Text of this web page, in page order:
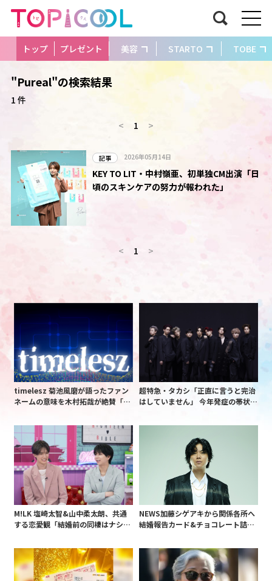
トップ プレゼント 美容 STARTO TOBE
"Pureal"の検索結果
1 件
< 1 >
記事 2026年05月14日
KEY TO LIT・中村嶺亜、初単独CM出演「日
頃のスキンケアの努力が報われた」
< 1 >
timelesz 菊池風磨が語ったファン
ネームの意味を木村拓哉が絶賛「考
超特急・タカシ「正直に言うと完治
はしていません」 今年発症の帯状疱
白 後遺症も語る
M!LK 塩崎太智&山中柔太朗、共通
する恋愛観「結婚前の同棲はナシ」
NEWS加藤シゲアキから関係各所へ
結婚報告カード&チョコレート詰め
も添えて